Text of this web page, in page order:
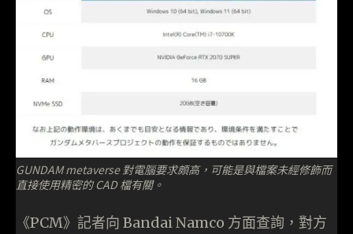
GUNDAM metaverse 對電腦要求頗高，可能是與檔案未經修飾而
直接使用精密的 CAD 檔有關。
《PCM》記者向 Bandai Namco 方面查詢，對方